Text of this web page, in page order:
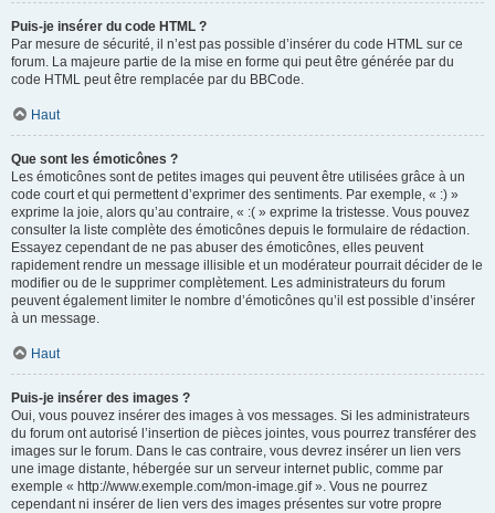
Puis-je insérer du code HTML ?
Par mesure de sécurité, il n’est pas possible d’insérer du code HTML sur ce
forum. La majeure partie de la mise en forme qui peut être générée par du
code HTML peut être remplacée par du BBCode.
Haut
Que sont les émoticônes ?
Les émoticônes sont de petites images qui peuvent être utilisées grâce à un
code court et qui permettent d’exprimer des sentiments. Par exemple, « :) »
exprime la joie, alors qu’au contraire, « :( » exprime la tristesse. Vous pouvez
consulter la liste complète des émoticônes depuis le formulaire de rédaction.
Essayez cependant de ne pas abuser des émoticônes, elles peuvent
rapidement rendre un message illisible et un modérateur pourrait décider de le
modifier ou de le supprimer complètement. Les administrateurs du forum
peuvent également limiter le nombre d’émoticônes qu’il est possible d’insérer
à un message.
Haut
Puis-je insérer des images ?
Oui, vous pouvez insérer des images à vos messages. Si les administrateurs
du forum ont autorisé l’insertion de pièces jointes, vous pourrez transférer des
images sur le forum. Dans le cas contraire, vous devrez insérer un lien vers
une image distante, hébergée sur un serveur internet public, comme par
exemple « http://www.exemple.com/mon-image.gif ». Vous ne pourrez
cependant ni insérer de lien vers des images présentes sur votre propre